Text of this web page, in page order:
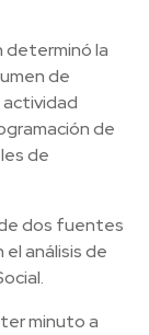
determinó la
de
actividad
de
de
dos fuentes
análisis de
minuto a